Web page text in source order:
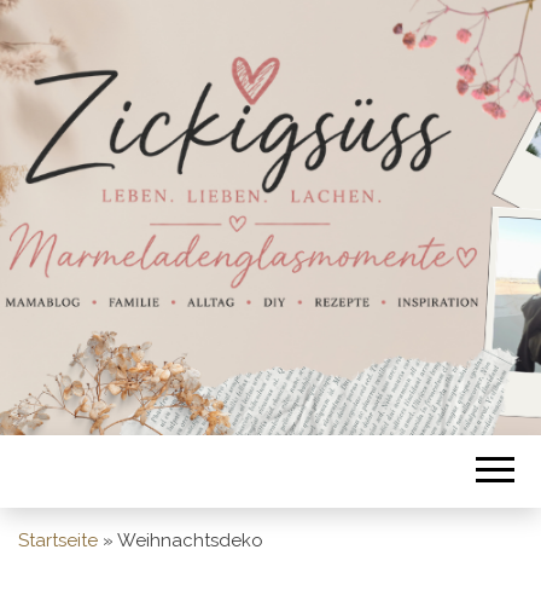
Startseite » Weihnachtsdeko